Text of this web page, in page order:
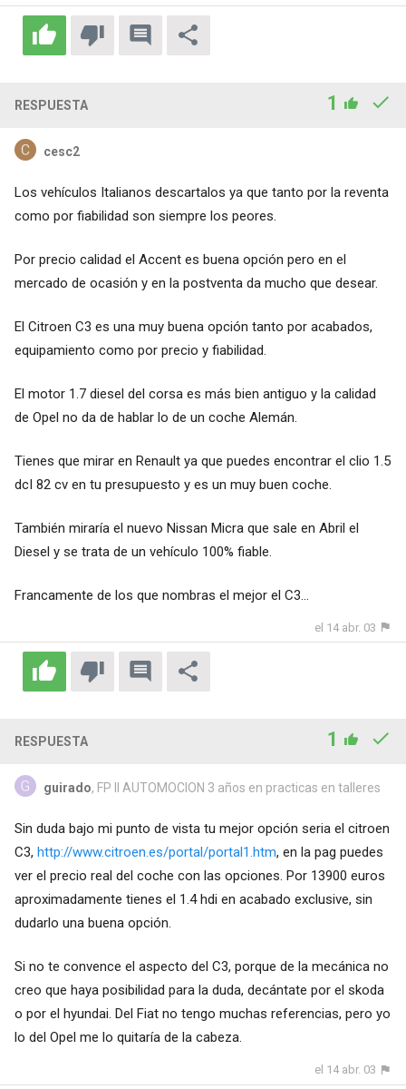
RESPUESTA 1
cesc2
Los vehículos Italianos descartalos ya que tanto por la reventa
como por fiabilidad son siempre los peores.
Por precio calidad el Accent es buena opción pero en el
mercado de ocasión y en la postventa da mucho que desear.
El Citroen C3 es una muy buena opción tanto por acabados,
equipamiento como por precio y fiabilidad.
El motor 1.7 diesel del corsa es más bien antiguo y la calidad
de Opel no da de hablar lo de un coche Alemán.
Tienes que mirar en Renault ya que puedes encontrar el clio 1.5
dcI 82 cv en tu presupuesto y es un muy buen coche.
También miraría el nuevo Nissan Micra que sale en Abril el
Diesel y se trata de un vehículo 100% fiable.
Francamente de los que nombras el mejor el C3...
el 14 abr. 03
RESPUESTA 1
guirado, FP II AUTOMOCION 3 años en practicas en talleres
Sin duda bajo mi punto de vista tu mejor opción seria el citroen
C3, http://www.citroen.es/portal/portal1.htm, en la pag puedes
ver el precio real del coche con las opciones. Por 13900 euros
aproximadamente tienes el 1.4 hdi en acabado exclusive, sin
dudarlo una buena opción.
Si no te convence el aspecto del C3, porque de la mecánica no
creo que haya posibilidad para la duda, decántate por el skoda
o por el hyundai. Del Fiat no tengo muchas referencias, pero yo
lo del Opel me lo quitaría de la cabeza.
el 14 abr. 03